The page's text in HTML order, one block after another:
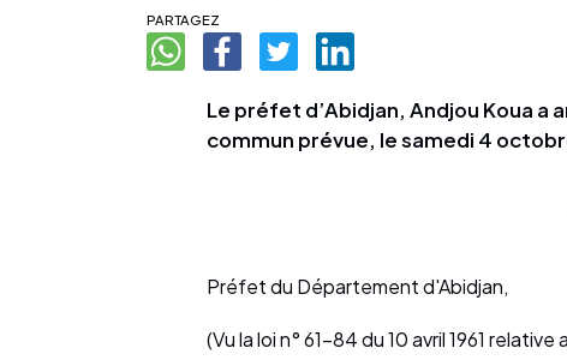
PARTAGEZ
Le préfet d’Abidjan, Andjou Koua a
commun prévue, le samedi 4
Préfet du Département d'Abidjan,
(Vu la loi n° 61-84 du 10 avril 1961